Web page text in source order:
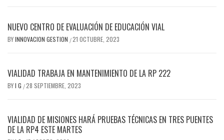
NUEVO CENTRO DE EVALUACIÓN DE EDUCACIÓN VIAL
BYINNOVACION GESTION /21 OCTUBRE, 2023
VIALIDAD TRABAJA EN MANTENIMIENTO DE LA RP 222
BYI G /28 SEPTIEMBRE, 2023
VIALIDAD DE MISIONES HARÁ PRUEBAS TÉCNICAS EN TRES PUENTES
DE LA RP4 ESTE MARTES